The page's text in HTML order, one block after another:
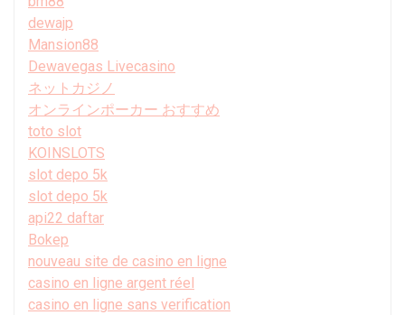
dewajp
Mansion88
Dewavegas Livecasino
ネットカジノ
オンラインポーカー おすすめ
toto slot
KOINSLOTS
slot depo 5k
slot depo 5k
api22 daftar
Bokep
nouveau site de casino en ligne
casino en ligne argent réel
casino en ligne sans verification